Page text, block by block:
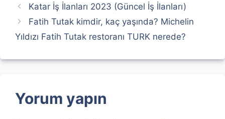
Katar İş İlanları 2023 (Güncel İş İlanları)
Fatih Tutak kimdir, kaç yaşında? Michelin
Yıldızı Fatih Tutak restoranı TURK nerede?
Yorum yapın